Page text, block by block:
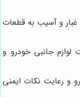
و آسیب به قطعات
جانبی خودرو و
و رعایت نکات ایمنی